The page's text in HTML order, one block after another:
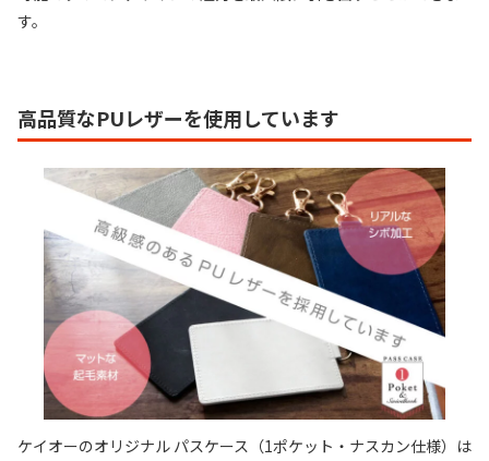
す。
高品質なPUレザーを使用しています
ケイオーのオリジナル パスケース（1ポケット・ナスカン仕様）は